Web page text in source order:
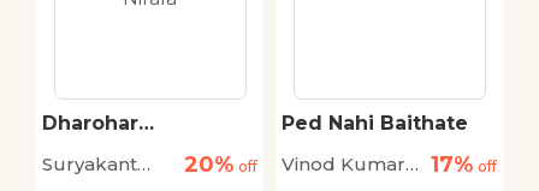
Dharohar
Suryakant Tripathi
Suryakant
20% off
Ped Nahi Baithate
Vinod Kumar
17% off